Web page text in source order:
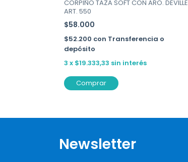
CORPIÑO TAZA SOFT CON ARO. DEVILLE
ART. 550
$58.000
$52.200 con Transferencia o
depósito
3 x $19.333,33 sin interés
Comprar
Newsletter